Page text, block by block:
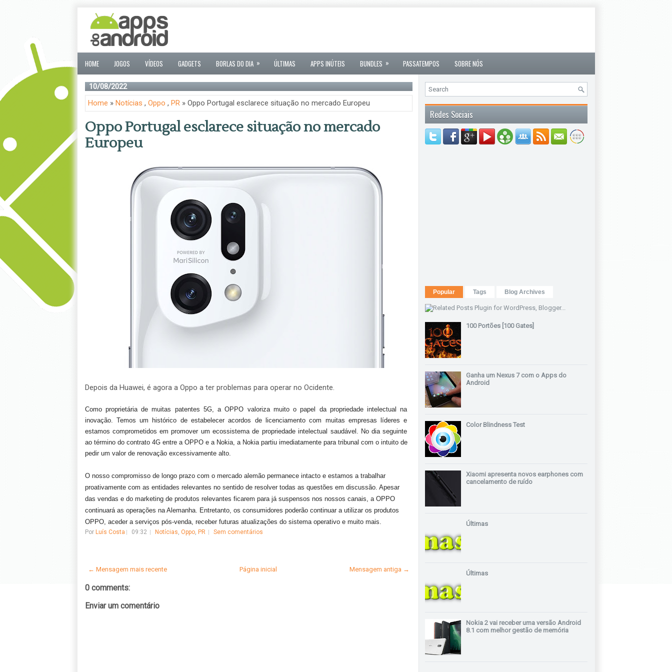
HOME JOGOS VÍDEOS GADGETS BORLAS DO DIA » ÚLTIMAS APPS INÚTEIS BUNDLES » PASSATEMPOS SOBRE NÓS
10/08/2022
Home » Notícias , Oppo , PR» Oppo Portugal esclarece situação no mercado Europeu
Oppo Portugal esclarece situação no mercado
Europeu
Depois da Huawei, é agora a Oppo a ter problemas para operar no Ocidente.
Como proprietária de muitas patentes 5G, a OPPO valoriza muito o papel da propriedade intelectual na
inovação. Temos um histórico de estabelecer acordos de licenciamento com muitas empresas líderes e
estamos comprometidos em promover um ecossistema de propriedade intelectual saudável. No dia seguinte
ao término do contrato 4G entre a OPPO e a Nokia, a Nokia partiu imediatamente para tribunal com o intuito de
pedir um valor de renovação excessivamente alto.
O nosso compromisso de longo prazo com o mercado alemão permanece intacto e estamos a trabalhar
proativamente com as entidades relevantes no sentido de resolver todas as questões em discussão. Apesar
das vendas e do marketing de produtos relevantes ficarem para já suspensos nos nossos canais, a OPPO
continuará as operações na Alemanha. Entretanto, os consumidores poderão continuar a utilizar os produtos
OPPO, aceder a serviços pós-venda, receber futuras atualizações do sistema operativo e muito mais.
Por Luís Costa 09:32 Notícias, Oppo, PR Sem comentários
← Mensagem mais recente Mensagem antiga →
Página inicial
0 comments:
Enviar um comentário
Redes Sociais
Popular Tags Blog Archives
100 Portões [100 Gates]
Ganha um Nexus 7 com o Apps do
Android
Color Blindness Test
Xiaomi apresenta novos earphones com
cancelamento de ruído
Últimas
Últimas
Nokia 2 vai receber uma versão Android
8.1 com melhor gestão de memória